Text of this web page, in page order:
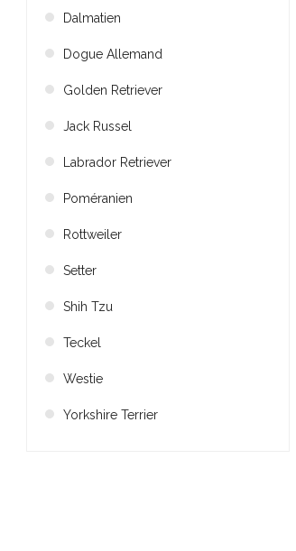
Dalmatien
Dogue Allemand
Golden Retriever
Jack Russel
Labrador Retriever
Poméranien
Rottweiler
Setter
Shih Tzu
Teckel
Westie
Yorkshire Terrier